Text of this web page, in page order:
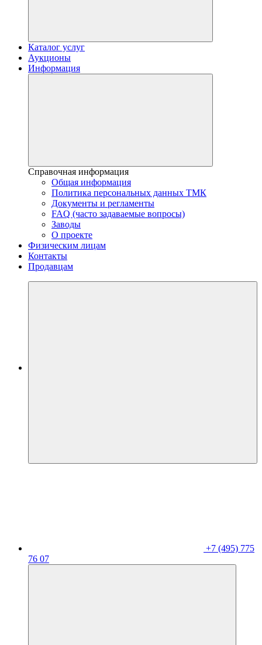
Каталог услуг
Аукционы
Информация
Справочная информация
Общая информация
Политика персональных данных ТМК
Документы и регламенты
FAQ (часто задаваемые вопросы)
Заводы
О проекте
Физическим лицам
Контакты
Продавцам
+7 (495) 775
76 07